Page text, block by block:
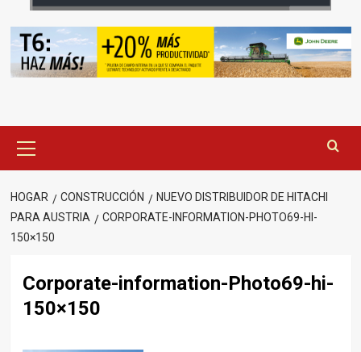
principal
HOGAR CONSTRUCCIÓN
NUEVO DISTRIBUIDOR DE HITACHI
PARA AUSTRIA
CORPORATE-INFORMATION-PHOTO69-HI-
150×150
Corporate-information-Photo69-hi-
150×150